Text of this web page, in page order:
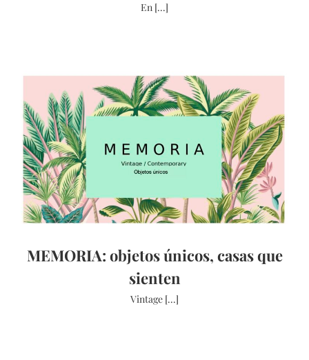
En [...]
MEMORIA: objetos únicos, casas que
sienten
Vintage [...]